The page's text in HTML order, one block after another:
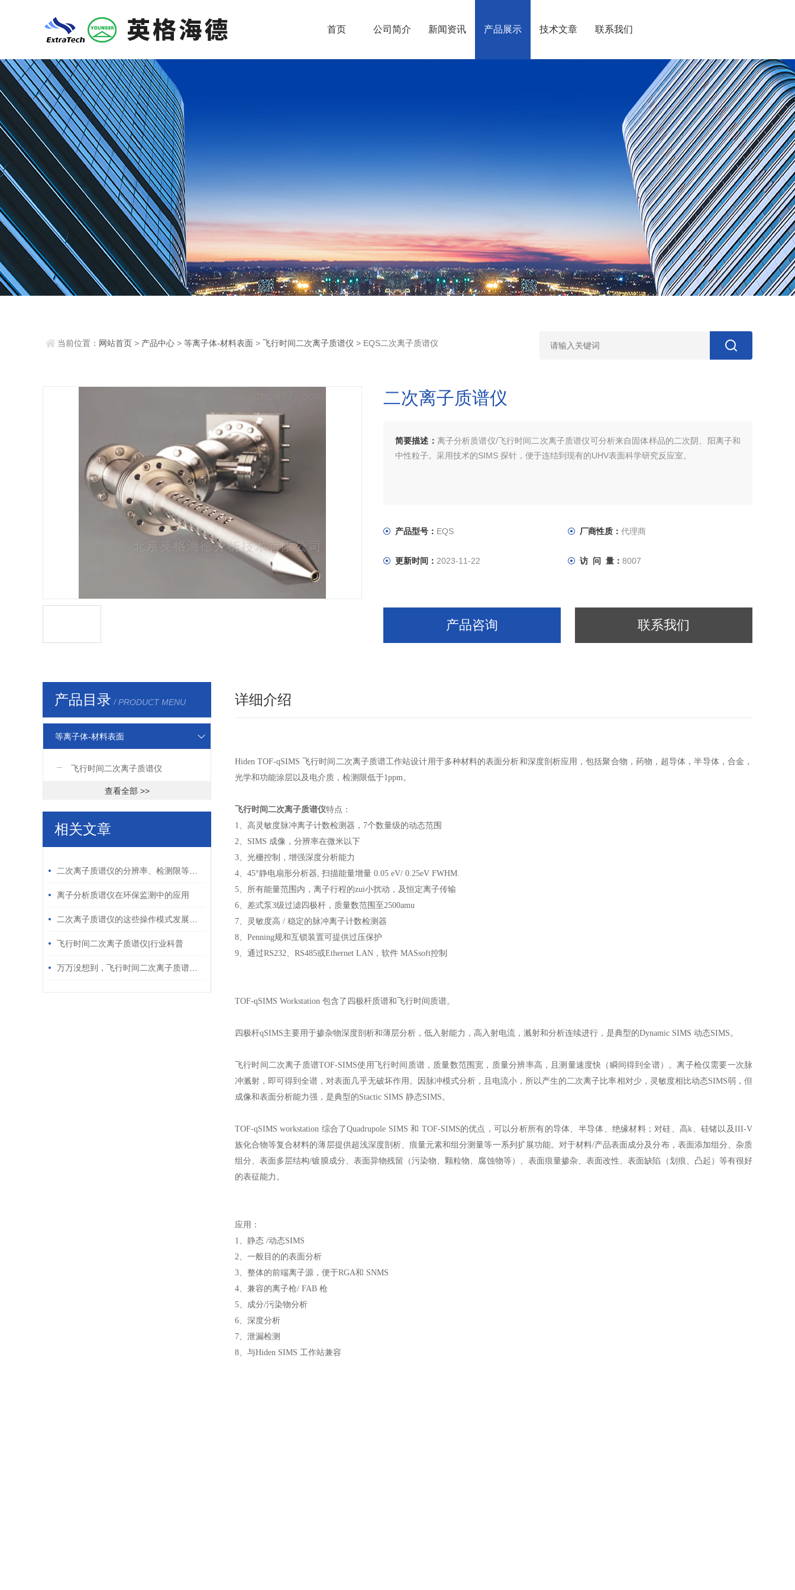
首页 公司简介 新闻资讯 产品展示 技术文章 联系我们
当前位置： 网站首页 > 产品中心 > 等离子体-材料表面 > 飞行时间二次离子质谱仪 > EQS二次离子质谱仪
二次离子质谱仪
简要描述： 离子分析质谱仪/飞行时间二次离子质谱仪可分析来自固体样品的二次阴、阳离子和
中性粒子。采用技术的SIMS 探针，便于连结到现有的UHV表面科学研究反应室。
产品型号： EQS 厂商性质： 代理商
更新时间： 2023-11-22 访 问 量： 8007
产品咨询 联系我们
产品目录 / PRODUCT MENU
等离子体-材料表面
飞行时间二次离子质谱仪
查看全部 >>
相关文章
二次离子质谱仪的分辨率、检测限等关键参数解读
离子分析质谱仪在环保监测中的应用
二次离子质谱仪的这些操作模式发展明显
飞行时间二次离子质谱仪|行业科普
万万没想到，飞行时间二次离子质谱仪竟有这样的优势！
详细介绍
Hiden TOF-qSIMS 飞行时间二次离子质谱工作站设计用于多种材料的表面分析和深度剖析应用，包括聚合物，药物，超导体，半导体，合金，
光学和功能涂层以及电介质，检测限低于1ppm。
飞行时间二次离子质谱仪特点：
1、高灵敏度脉冲离子计数检测器，7个数量级的动态范围
2、SIMS 成像，分辨率在微米以下
3、光栅控制，增强深度分析能力
4、45°静电扇形分析器, 扫描能量增量 0.05 eV/ 0.25eV FWHM.
5、所有能量范围内，离子行程的zui小扰动，及恒定离子传输
6、差式泵3级过滤四极杆，质量数范围至2500amu
7、灵敏度高 / 稳定的脉冲离子计数检测器
8、Penning规和互锁装置可提供过压保护
9、通过RS232、RS485或Ethernet LAN，软件 MASsoft控制
TOF-qSIMS Workstation 包含了四极杆质谱和飞行时间质谱。
四极杆qSIMS主要用于掺杂物深度剖析和薄层分析，低入射能力，高入射电流，溅射和分析连续进行，是典型的Dynamic SIMS 动态SIMS。
飞行时间二次离子质谱TOF-SIMS使用飞行时间质谱，质量数范围宽，质量分辨率高，且测量速度快（瞬间得到全谱）。离子枪仅需要一次脉
冲溅射，即可得到全谱，对表面几乎无破坏作用。因脉冲模式分析，且电流小，所以产生的二次离子比率相对少，灵敏度相比动态SIMS弱，但
成像和表面分析能力强，是典型的Stactic SIMS 静态SIMS。
TOF-qSIMS workstation 综合了Quadrupole SIMS 和 TOF-SIMS的优点，可以分析所有的导体、半导体、绝缘材料；对硅、高k、硅锗以及III-V
族化合物等复合材料的薄层提供超浅深度剖析、痕量元素和组分测量等一系列扩展功能。对于材料/产品表面成分及分布，表面添加组分、杂质
组分、表面多层结构/镀膜成分、表面异物残留（污染物、颗粒物、腐蚀物等）、表面痕量掺杂、表面改性、表面缺陷（划痕、凸起）等有很好
的表征能力。
应用：
1、静态 /动态SIMS
2、一般目的的表面分析
3、整体的前端离子源，便于RGA和 SNMS
4、兼容的离子枪/ FAB 枪
5、成分/污染物分析
6、深度分析
7、泄漏检测
8、与Hiden SIMS 工作站兼容